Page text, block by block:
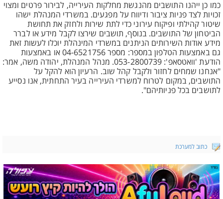
כמו כן ייהנו התושבים מהנגשת מחלקות העירייה, לבירור פרטים ומצוי
זכויות לצד פניות ציבור ודיווח על מפגעים. במשרדי המנהלת ישהו
שיטור קהילתי ופיקוח עירוני כדי לתת שירות ולחזק את תחושת
הביטחון של התושבים. בנוסף, תושבים שירצו לקבל מידע או לברר
מידע אודות השירותים הניתנים במשרדי המינהלת יוכלו לעשות זאת
גם באמצעות הטלפון במספר: מספר 04-6521756 או באמצעות
הודעת 'וואטסאפ': 053-2800739. מנהל המנהלת, יהודה משה, אמר:
"אנחנו שמחים לחזור ולקבל קהל שוב. הרעיון הוא להקל על
התושבים, במקום לטרוח למשרדי העירייה בעיר התחתית, אנו נסייע
לתושבים בכל פניותיהם".
כתוב למערכת